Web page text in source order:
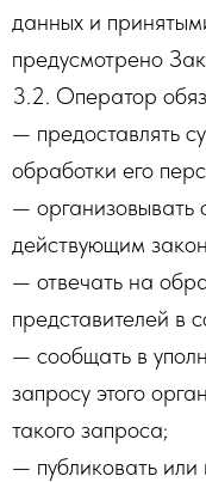
данных и
предусмотрено
3.2. Оператор
— предоставлять
обработки его
— организовывать
действующим
— отвечать на
представителей в
— сообщать в
запросу этого
такого запроса;
— публиковать